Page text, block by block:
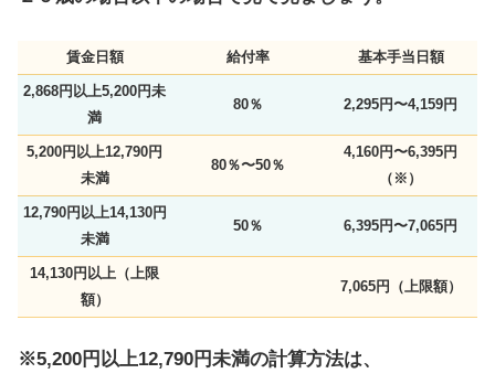
賃金日額 給付率 基本手当日額
2,868円以上5,200円未
満
80％ 2,295円〜4,159円
5,200円以上12,790円
未満
80％〜50％
4,160円〜6,395円
（※）
12,790円以上14,130円
未満
50％ 6,395円〜7,065円
14,130円以上（上限
額）
7,065円（上限額）
※5,200円以上12,790円未満の計算方法は、